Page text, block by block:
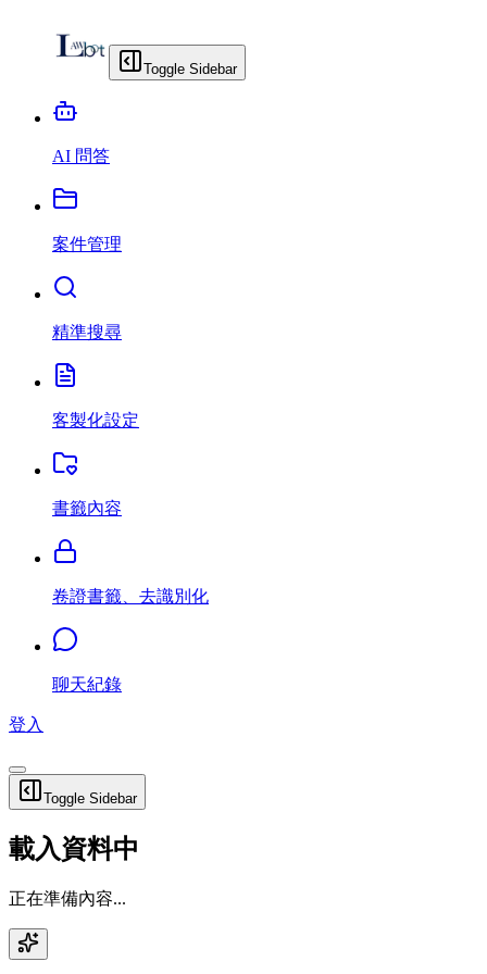
Toggle Sidebar
AI 問答
案件管理
精準搜尋
客製化設定
書籤內容
卷證書籤、去識別化
聊天紀錄
登入
Toggle Sidebar
載入資料中
正在準備內容...